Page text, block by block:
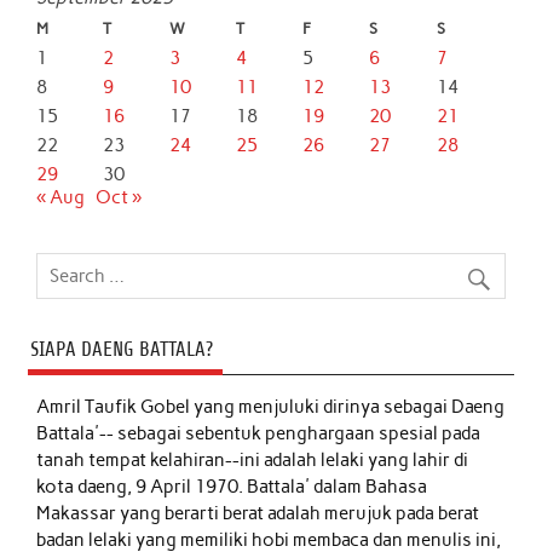
M T W T F S S
1 2 3 4 5 6
7
8
9 10 11 12 13
14
15
16 17 18 19 20
21
22
23 24 25 26 27
28
29
30
« Aug
Oct »
SIAPA DAENG BATTALA?
Amril Taufik Gobelyang menjuluki dirinya sebagai Daeng
Battala'-- sebagai sebentuk penghargaan spesial pada
tanah tempat kelahiran--ini adalah lelaki yang lahir di
kota daeng, 9 April 1970. Battala' dalam Bahasa
Makassar yang berarti berat adalah merujuk pada berat
badan lelaki yang memiliki hobi membaca dan menulis ini,